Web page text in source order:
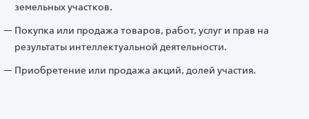
земельных участков.
Покупка или продажа товаров, работ, услуг и прав на
результаты интеллектуальной деятельности.
Приобретение или продажа акций, долей участия.